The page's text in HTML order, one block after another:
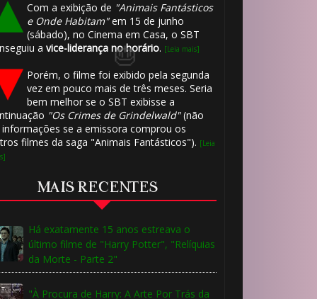
Com a exibição de "Animais Fantásticos
e Onde Habitam"em 15 de junho
(sábado), no Cinema em Casa, o SBT
a vice-liderança no horário. [Leia mais]
Porém, o filme foi exibido pela segunda
vez em pouco mais de três meses. Seria
bem melhor se o SBT exibisse a
"Os Crimes de Grindelwald"(não
informações se a emissora comprou os
filmes da saga "Animais Fantásticos"). [Leia
MAIS RECENTES
Há exatamente 15 anos estreava o
último filme de "Harry Potter", "Relíquias
da Morte - Parte 2"
"À Procura de Harry: A Arte Por Trás da
1️⃣ 8️⃣